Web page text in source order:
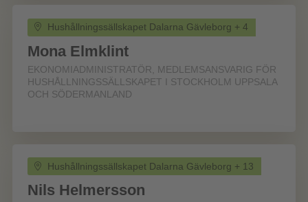
Hushållningssällskapet Dalarna Gävleborg + 4
Mona Elmklint
EKONOMIADMINISTRATÖR, MEDLEMSANSVARIG FÖR
HUSHÅLLNINGSSÄLLSKAPET I STOCKHOLM UPPSALA
OCH SÖDERMANLAND
Hushållningssällskapet Dalarna Gävleborg + 13
Nils Helmersson